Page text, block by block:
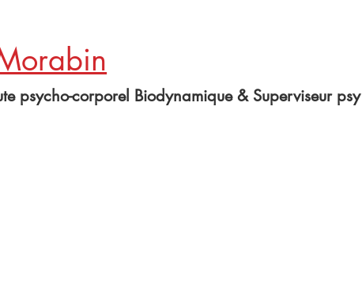
psycho-corporel Biodynamique & Superviseur psy